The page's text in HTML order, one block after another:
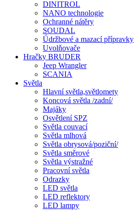
DINITROL
NANO technologie
Ochranné nátěry
SOUDAL
Údržbové a mazací přípravky
Uvolňovače
Hračky BRUDER
Jeep Wrangler
SCANIA
Světla
Hlavní světla,světlomety
Koncová světla /zadní/
Majáky
Osvětlení SPZ
Světla couvací
Světla mlhová
Světla obrysová/poziční/
Světla směrové
Světla výstražné
Pracovní světla
Odrazky
LED světla
LED reflektory
LED lampy